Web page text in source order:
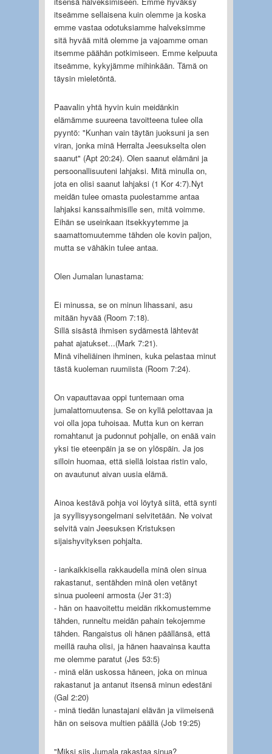
itseämme sellaisena kuin olemme ja koska
emme vastaa odotuksiamme halveksimme
sitä hyvää mitä olemme ja vajoamme oman
itsemme päähän potkimiseen. Emme kelpuuta
itseämme, kykyjämme mihinkään. Tämä on
täysin mieletöntä.
Paavalin yhtä hyvin kuin meidänkin
elämämme suureena tavoitteena tulee olla
pyyntö: "Kunhan vain täytän juoksuni ja sen
viran, jonka minä Herralta Jeesukselta olen
saanut" (Apt 20:24). Olen saanut elämäni ja
persoonallisuuteni lahjaksi. Mitä minulla on,
jota en olisi saanut lahjaksi (1 Kor 4:7).Nyt
meidän tulee omasta puolestamme antaa
lahjaksi kanssaihmisille sen, mitä voimme.
Eihän se useinkaan itsekkyytemme ja
saamattomuutemme tähden ole kovin paljon,
mutta se vähäkin tulee antaa.
Olen Jumalan lunastama:
Ei minussa, se on minun lihassani, asu
mitään hyvää (Room 7:18).
Sillä sisästä ihmisen sydämestä lähtevät
pahat ajatukset...(Mark 7:21).
Minä viheliäinen ihminen, kuka pelastaa minut
tästä kuoleman ruumiista (Room 7:24).
On vapauttavaa oppi tuntemaan oma
jumalattomuutensa. Se on kyllä pelottavaa ja
voi olla jopa tuhoisaa. Mutta kun on kerran
romahtanut ja pudonnut pohjalle, on enää vain
yksi tie eteenpäin ja se on ylöspäin. Ja jos
silloin huomaa, että siellä loistaa ristin valo,
on avautunut aivan uusia elämä.
Ainoa kestävä pohja voi löytyä siitä, että synti
ja syyllisyysongelmani selvitetään. Ne voivat
selvitä vain Jeesuksen Kristuksen
sijaishyvityksen pohjalta.
- iankaikkisella rakkaudella minä olen sinua
rakastanut, sentähden minä olen vetänyt
sinua puoleeni armosta (Jer 31:3)
- hän on haavoitettu meidän rikkomustemme
tähden, runneltu meidän pahain tekojemme
tähden. Rangaistus oli hänen päällänsä, että
meillä rauha olisi, ja hänen haavainsa kautta
me olemme paratut (Jes 53:5)
- minä elän uskossa häneen, joka on minua
rakastanut ja antanut itsensä minun edestäni
(Gal 2:20)
- minä tiedän lunastajani elävän ja viimeisenä
hän on seisova multien päällä (Job 19:25)
"Miksi siis Jumala rakastaa sinua?